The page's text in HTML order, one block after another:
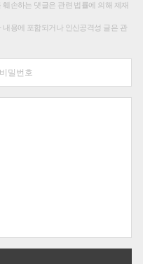
손하는 댓글은 관련 법률에 의해 제재
용에 포함되거나 인신공격성 글은 관